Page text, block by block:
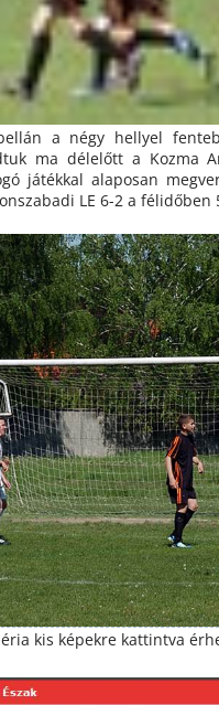
a négy hellyel
ma délelőtt a Kozma
játékkal alaposan
LE 6-2 a félidőben
kis képekre kattintva